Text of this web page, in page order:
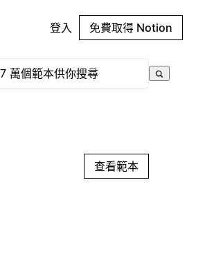
登入 免費取得 Notion
查看範本